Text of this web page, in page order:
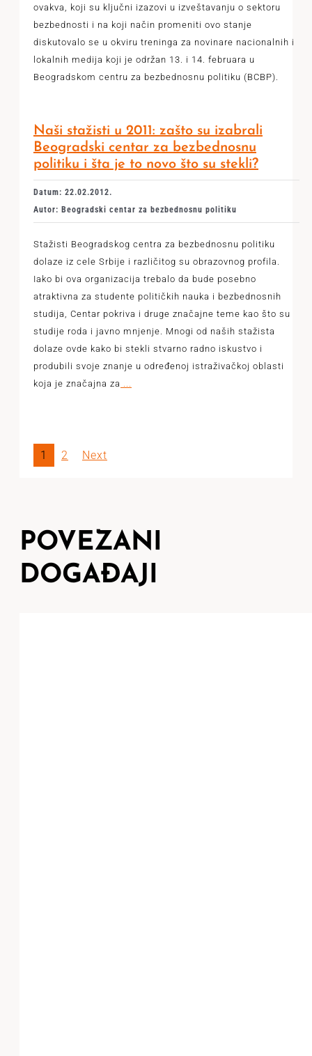
ovakva, koji su ključni izazovi u izveštavanju o sektoru
bezbednosti i na koji način promeniti ovo stanje
diskutovalo se u okviru treninga za novinare nacionalnih i
lokalnih medija koji je održan 13. i 14. februara u
Beogradskom centru za bezbednosnu politiku (BCBP).
Naši stažisti u 2011: zašto su izabrali
Beogradski centar za bezbednosnu
politiku i šta je to novo što su stekli?
Datum: 22.02.2012.
Autor: Beogradski centar za bezbednosnu politiku
Stažisti Beogradskog centra za bezbednosnu politiku
dolaze iz cele Srbije i različitog su obrazovnog profila.
Iako bi ova organizacija trebalo da bude posebno
atraktivna za studente političkih nauka i bezbednosnih
studija, Centar pokriva i druge značajne teme kao što su
studije roda i javno mnjenje. Mnogi od naših stažista
dolaze ovde kako bi stekli stvarno radno iskustvo i
produbili svoje znanje u određenoj istraživačkoj oblasti
koja je značajna za ...
1 2 Next
POVEZANI
DOGAĐAJI